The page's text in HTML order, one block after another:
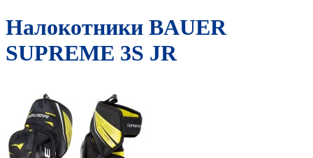
Налокотники BAUER
SUPREME 3S JR